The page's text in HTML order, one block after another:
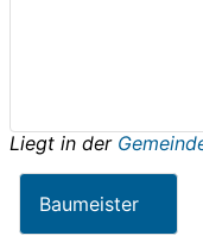
Liegt in der
Baumeister